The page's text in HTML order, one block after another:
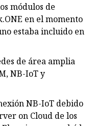
módulos de
en el momento
estaba incluido en
de área amplia
NB-IoT y
NB-IoT debido
on Cloud de los